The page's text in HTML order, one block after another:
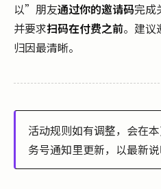
以”朋友通过你的邀请码完成
并要求扫码在付费之前。建议
归因最清晰。
活动规则如有调整，会在
务号通知里更新，以最新说